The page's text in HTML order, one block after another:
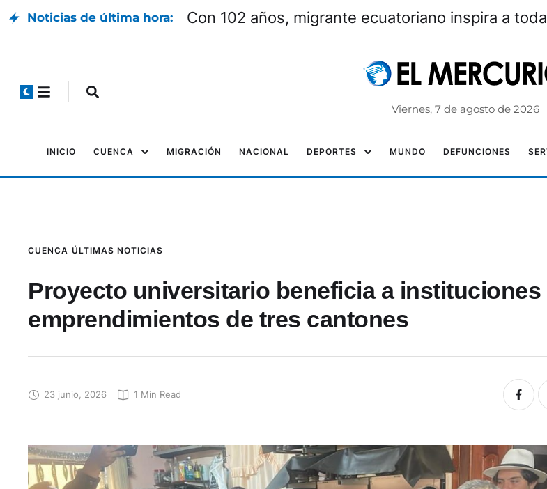
Noticias de última hora: Con 102 años, migrante ecuatoriano inspira a
Viernes, 7 de agosto de 2026
INICIO CUENCA MIGRACIÓN NACIONAL DEPORTES MUNDO DEFUNCIONES
CUENCA ÚLTIMAS NOTICIAS
Proyecto universitario beneficia a instituciones
emprendimientos de tres cantones
23 junio, 2026 1 Min Read